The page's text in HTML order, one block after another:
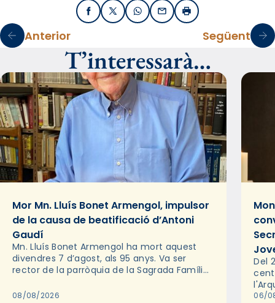
FacebookX / TwitterWhatsApp
EmailImprimir
Anterior Següent
T’interessarà…
Mor Mn. Lluís Bonet Armengol, impulsor
de la causa de beatificació d’Antoni
Gaudí
Mn. Lluís Bonet Armengol ha mort aquest
divendres 7 d’agost, als 95 anys. Va ser
rector de la parròquia de la Sagrada Família
2018,…
08/08/2026
Del
les
06/